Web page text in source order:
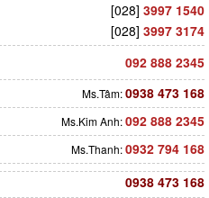
[028] 3997 1540
[028] 3997 3174
092 888 2345
Ms.Tâm:0938 473 168
Ms.Kim Anh:092 888 2345
Ms.Thanh:0932 794 168
0938 473 168